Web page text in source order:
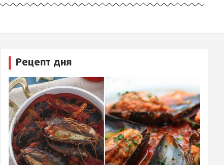
Рецепт дня